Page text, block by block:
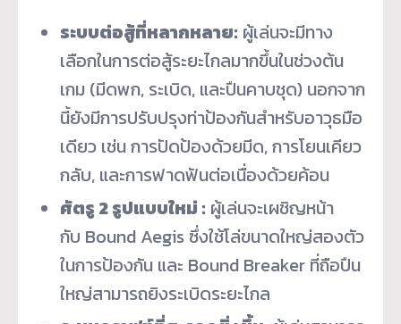
ระบบต่อสู้ที่หลากหลาย: ผู้เล่นจะมีทาง
เลือกในการต่อสู้ระยะไกลมากขึ้นในช่วงต้น
เกม (มีดพก, ระเบิด, และปืนคาบชุด) นอกจาก
นี้ยังมีการปรับปรุงท่าป้องกันสำหรับอาวุธมือ
เดียว เช่น การปัดป้องด้วยมีด, การโยนเคียว
กลับ, และการฟาดฟันต่อเนื่องด้วยค้อน
ศัตรู 2 รูปแบบใหม่ : ผู้เล่นจะเผชิญหน้า
กับ Bound Aegis ซึ่งใช้โล่ขนาดใหญ่สองตัว
ในการป้องกัน และ Bound Breaker ที่ถือปืน
ใหญ่สามารถยิงระเบิดระยะไกล